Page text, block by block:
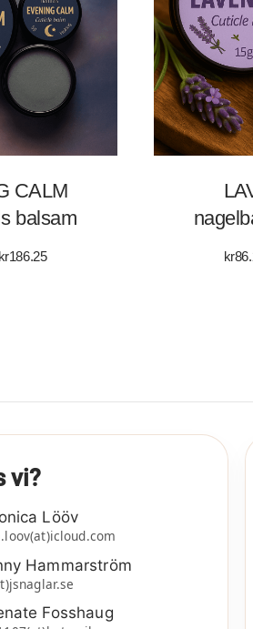
CALM
balsam
kr186.25Prisintervall:
kr
vi?
Lööv
Hammarström
Fosshaug